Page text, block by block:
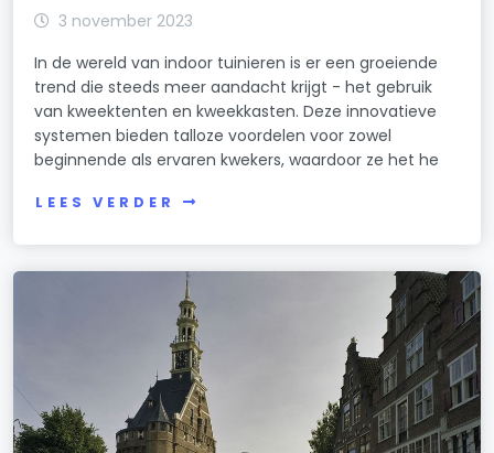
3 november 2023
In de wereld van indoor tuinieren is er een groeiende
trend die steeds meer aandacht krijgt - het gebruik
van kweektenten en kweekkasten. Deze innovatieve
systemen bieden talloze voordelen voor zowel
beginnende als ervaren kwekers, waardoor ze het he
LEES VERDER